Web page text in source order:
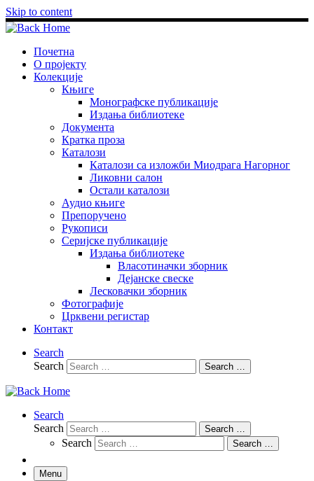
Skip to content
Почетна
О пројекту
Колекције
Књиге
Монографске публикације
Издања библиотеке
Документа
Кратка проза
Каталози
Каталози са изложби Миодрага Нагорног
Ликовни салон
Остали каталози
Аудио књиге
Препоручено
Рукописи
Серијске публикације
Издања библиотеке
Власотиначки зборник
Дејанске свеске
Лесковачки зборник
Фотографије
Црквени регистар
Контакт
Search
Search
Search …
Search
Search
Search …
Search Search …
Menu